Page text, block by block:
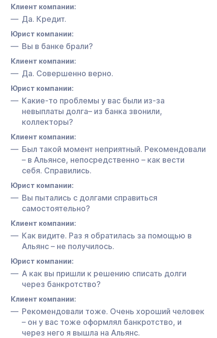
Клиент компании:
Да. Кредит.
Юрист компании:
Вы в банке брали?
Клиент компании:
Да. Совершенно верно.
Юрист компании:
Какие-то проблемы у вас были из-за
невыплаты долга– из банка звонили,
коллекторы?
Клиент компании:
Был такой момент неприятный. Рекомендовали
– в Альянсе, непосредственно – как вести
себя. Справились.
Юрист компании:
Вы пытались с долгами справиться
самостоятельно?
Клиент компании:
Как видите. Раз я обратилась за помощью в
Альянс – не получилось.
Юрист компании:
А как вы пришли к решению списать долги
через банкротство?
Клиент компании:
Рекомендовали тоже. Очень хороший человек
– он у вас тоже оформлял банкротство, и
через него я вышла на Альянс.